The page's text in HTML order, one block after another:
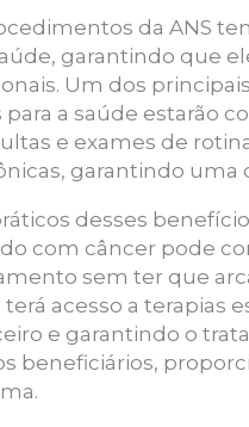
da ANS
garantindo que
Um dos
para a saúde estarão
e exames de
garantindo
desses
com câncer pode
sem ter que
terá acesso a
e garantindo o
beneficiários,